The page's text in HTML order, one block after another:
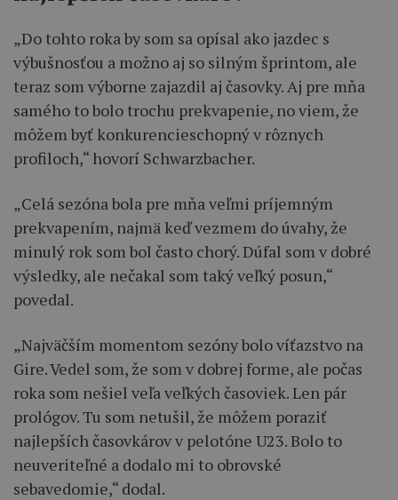
„Do tohto roka by som sa opísal ako jazdec s
výbušnosťou a možno aj so silným šprintom, ale
teraz som výborne zajazdil aj časovky. Aj pre mňa
samého to bolo trochu prekvapenie, no viem, že
môžem byť konkurencieschopný v rôznych
profiloch,“ hovorí Schwarzbacher.
„Celá sezóna bola pre mňa veľmi príjemným
prekvapením, najmä keď vezmem do úvahy, že
minulý rok som bol často chorý. Dúfal som v dobré
výsledky, ale nečakal som taký veľký posun,“
povedal.
„Najväčším momentom sezóny bolo víťazstvo na
Gire. Vedel som, že som v dobrej forme, ale počas
roka som nešiel veľa veľkých časoviek. Len pár
prológov. Tu som netušil, že môžem poraziť
najlepších časovkárov v pelotóne U23. Bolo to
neuveriteľné a dodalo mi to obrovské
sebavedomie,“ dodal.